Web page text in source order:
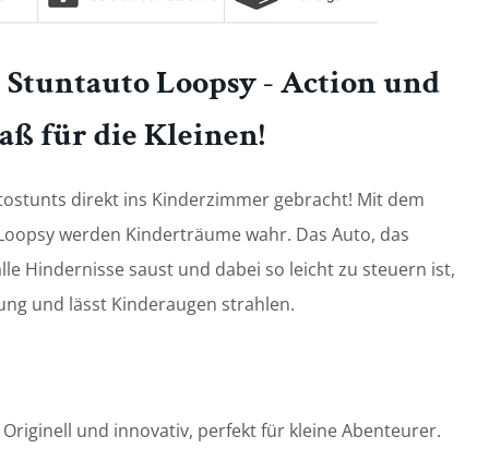
Loopsy - Action und
für die Kleinen!
direkt ins Kinderzimmer gebracht! Mit dem
werden Kinderträume wahr. Das Auto, das
Hindernisse saust und dabei so leicht zu steuern ist,
und lässt Kinderaugen strahlen.
Originell und innovativ, perfekt für kleine Abenteurer.